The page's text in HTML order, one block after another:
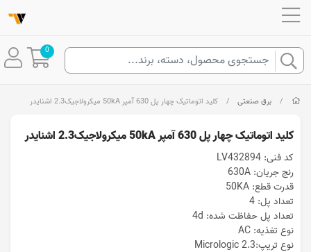
0
/ برق صنعتی / کلید اتوماتیک چهار پل 630 آمپر 50kA میکرولاجیک2.3 اشنایدر
کلید اتوماتیک چهار پل 630 آمپر 50kA میکرولاجیک2.3 اشنایدر
کد فنی: LV432894
رنج جریان: 630A
قدرت قطع: 50KA
تعداد پل: 4
تعداد پل حفاظت شده: 4d
نوع تغذیه: AC
نوع تریپ:Micrologic 2.3